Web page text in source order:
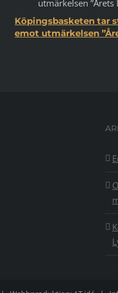
Köpingsbasketen tar
emot utmärkelsen